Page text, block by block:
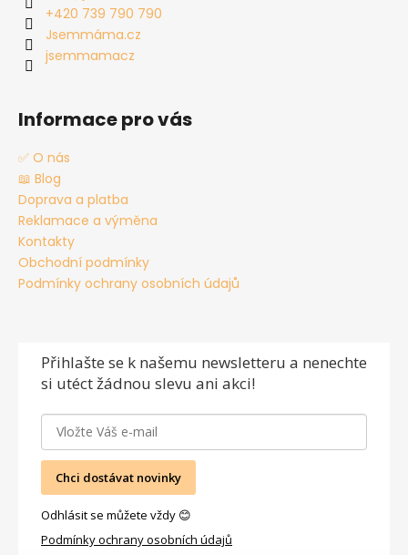
+420 739 790 790
Jsemmáma.cz
jsemmamacz
Informace pro vás
✅ O nás
📖 Blog
Doprava a platba
Reklamace a výměna
Kontakty
Obchodní podmínky
Podmínky ochrany osobních údajů
Přihlašte se k našemu newsletteru a nenechte
si utéct žádnou slevu ani akci!
Chci dostávat novinky
Odhlásit se můžete vždy 😊
Podmínky ochrany osobních údajů